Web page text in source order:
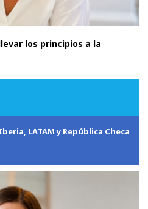
los principios a la
LATAM y República Checa